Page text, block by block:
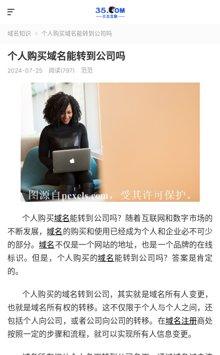

域名知识  个人购买域名能转到公司吗
个人购买域名能转到公司吗
2024-07-25 阅读(797) 范范
个人购买域名能转到公司吗？随着互联网和数字市场的
不断发展，域名 的购买和使用已经成为个人和企业必不可少
的部分。域名 不仅是一个网站的地址，也是一个品牌的在线
标识。但是，个人购买的域名 能转到公司吗？答案是肯定
的。
个人购买的域名转到公司，其实就是域名所有人变更，
也就是域名所有权的转移。这不仅限于个人与个人之间，还
包括个人向公司，或者公司向公司的转移。在域名注册商处
按照一定的步骤和流程，就可以实现所有人信息变更。